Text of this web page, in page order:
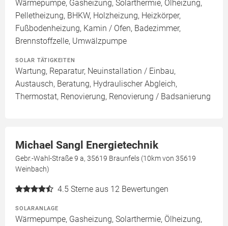
Wärmepumpe, Gasheizung, Solarthermie, Ölheizung,
Pelletheizung, BHKW, Holzheizung, Heizkörper,
Fußbodenheizung, Kamin / Ofen, Badezimmer,
Brennstoffzelle, Umwälzpumpe
SOLAR TÄTIGKEITEN
Wartung, Reparatur, Neuinstallation / Einbau,
Austausch, Beratung, Hydraulischer Abgleich,
Thermostat, Renovierung, Renovierung / Badsanierung
Michael Sangl Energietechnik
Gebr.-Wahl-Straße 9 a, 35619 Braunfels (10km von 35619
Weinbach)
4.5 Sterne aus 12 Bewertungen
SOLARANLAGE
Wärmepumpe, Gasheizung, Solarthermie, Ölheizung,